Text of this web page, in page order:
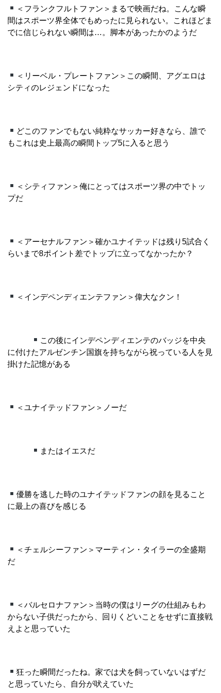
＜フランクフルトファン＞まるで映画だね。こんな瞬
間はスポーツ界全体でもめったに見られない。これほどま
でに信じられない瞬間は…。脚本があったかのようだ
＜リーベル・プレートファン＞この瞬間、アグエロは
シティのレジェンドになった
どこのファンでもない純粋なサッカー好きなら、誰で
もこれは史上最高の瞬間トップ5に入ると思う
＜シティファン＞俺にとってはスポーツ界の中でトッ
プだ
＜アーセナルファン＞確かユナイテッドは残り5試合く
らいまで8ポイント差でトップに立ってなかったか？
＜インデペンディエンテファン＞偉大なクン！
この後にインデペンディエンテのバッジを中央
に付けたアルゼンチン国旗を持ちながら祝っている人を見
掛けた記憶がある
＜ユナイテッドファン＞ノーだ
またはイエスだ
優勝を逃した時のユナイテッドファンの顔を見ること
に最上の喜びを感じる
＜チェルシーファン＞マーティン・タイラーの全盛期
だ
＜バルセロナファン＞当時の僕はリーグの仕組みもわ
からない子供だったから、回りくどいことをせずに直接戦
えよと思っていた
狂った瞬間だったね。家では犬を飼っていないはずだ
と思っていたら、自分が吠えていた